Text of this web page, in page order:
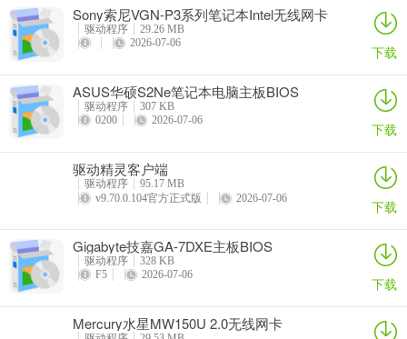
Sony索尼VGN-P3系列笔记本Intel无线网卡
驱动
驱动程序
29.26 MB
2026-07-06
下载
ASUS华硕S2Ne笔记本电脑主板BIOS
驱动程序
307 KB
0200
2026-07-06 下载
驱动精灵客户端
驱动程序
95.17 MB
v9.70.0.104官方正式版
2026-07-06 下载
Gigabyte技嘉GA-7DXE主板BIOS
驱动程序
328 KB
F5
2026-07-06 下载
Mercury水星MW150U 2.0无线网卡